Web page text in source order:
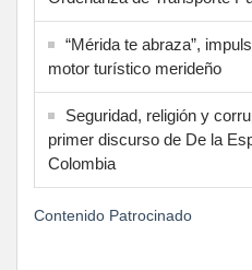
“Mérida te abraza”,
motor turístico merideño
Seguridad, religión y
primer discurso de De la
Colombia
Contenido Patrocinado